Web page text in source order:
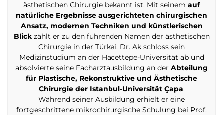
ästhetischen Chirurgie bekannt ist. Mit seinem auf
natürliche Ergebnisse ausgerichteten chirurgischen
Ansatz, modernen Techniken und künstlerischen
Blickzählt er zu den führenden Namen der ästhetischen
Chirurgie in der Türkei. Dr. Ak schloss sein
Medizinstudium an der Hacettepe-Universität ab und
absolvierte seine Facharztausbildung an der Abteilung
für Plastische, Rekonstruktive und Ästhetische
Chirurgie der Istanbul-Universität Çapa.
Während seiner Ausbildung erhielt er eine
fortgeschrittene mikrochirurgische Schulung bei Prof.